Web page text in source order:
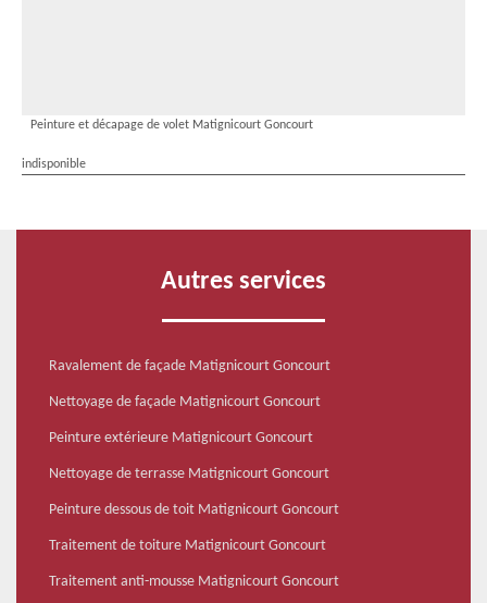
Peinture et décapage de volet Matignicourt Goncourt
indisponible
Autres services
Ravalement de façade Matignicourt Goncourt
Nettoyage de façade Matignicourt Goncourt
Peinture extérieure Matignicourt Goncourt
Nettoyage de terrasse Matignicourt Goncourt
Peinture dessous de toit Matignicourt Goncourt
Traitement de toiture Matignicourt Goncourt
Traitement anti-mousse Matignicourt Goncourt